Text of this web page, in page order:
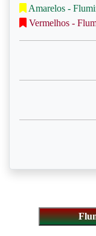
Amarelos -
Vermelhos -